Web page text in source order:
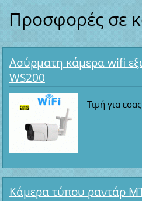
Προσφορές σε
Ασύρματη κάμερα wifi
WS200
Τιμή για
Κάμερα τύπου ραντάρ